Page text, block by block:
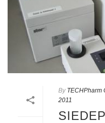
By TECHPharm
2011